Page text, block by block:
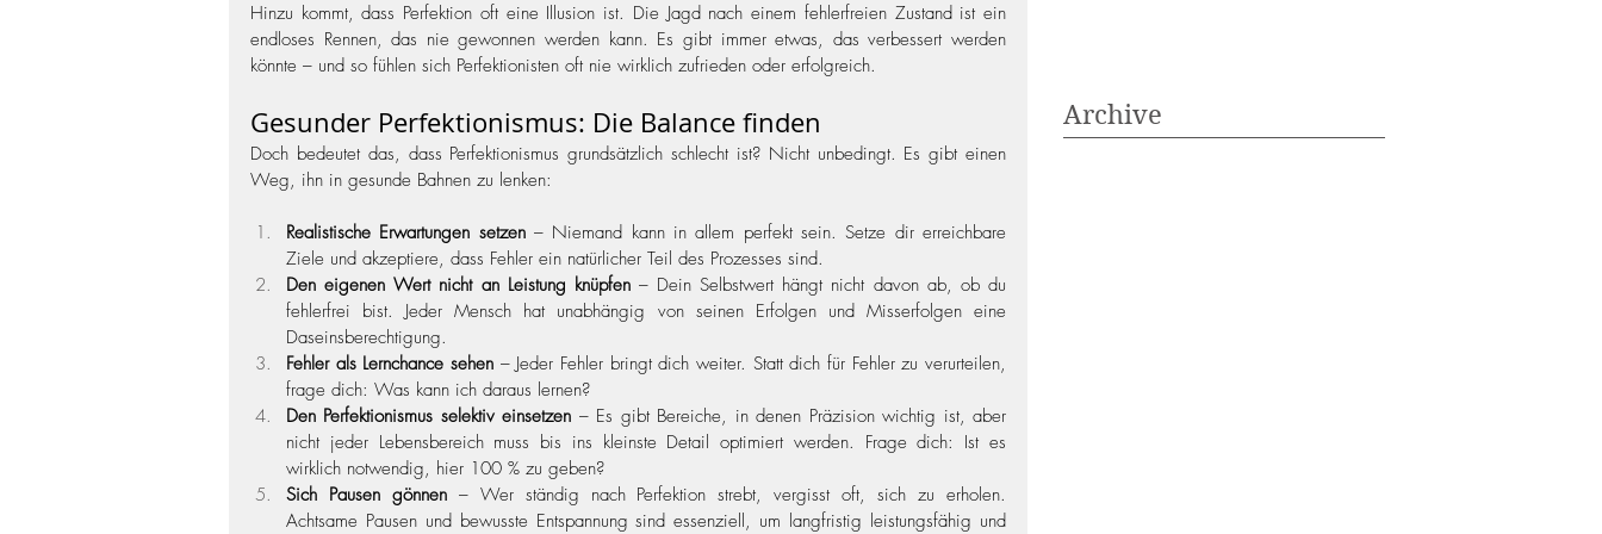
Hinzu kommt, dass Perfektion oft eine Illusion ist. Die Jagd nach einem fehlerfreien Zustand ist ein
endloses Rennen, das nie gewonnen werden kann. Es gibt immer etwas, das verbessert werden
könnte – und so fühlen sich Perfektionisten oft nie wirklich zufrieden oder erfolgreich.
Gesunder Perfektionismus: Die Balance finden
Doch bedeutet das, dass Perfektionismus grundsätzlich schlecht ist? Nicht unbedingt. Es gibt einen
Weg, ihn in gesunde Bahnen zu lenken:
Realistische Erwartungen setzen – Niemand kann in allem perfekt sein. Setze dir erreichbare
Ziele und akzeptiere, dass Fehler ein natürlicher Teil des Prozesses sind.
Den eigenen Wert nicht an Leistung knüpfen – Dein Selbstwert hängt nicht davon ab, ob du
fehlerfrei bist. Jeder Mensch hat unabhängig von seinen Erfolgen und Misserfolgen eine
Daseinsberechtigung.
Fehler als Lernchance sehen – Jeder Fehler bringt dich weiter. Statt dich für Fehler zu verurteilen,
frage dich: Was kann ich daraus lernen?
Den Perfektionismus selektiv einsetzen – Es gibt Bereiche, in denen Präzision wichtig ist, aber
nicht jeder Lebensbereich muss bis ins kleinste Detail optimiert werden. Frage dich: Ist es
wirklich notwendig, hier 100 % zu geben?
Sich Pausen gönnen – Wer ständig nach Perfektion strebt, vergisst oft, sich zu erholen.
Achtsame Pausen und bewusste Entspannung sind essenziell, um langfristig leistungsfähig und
Archive